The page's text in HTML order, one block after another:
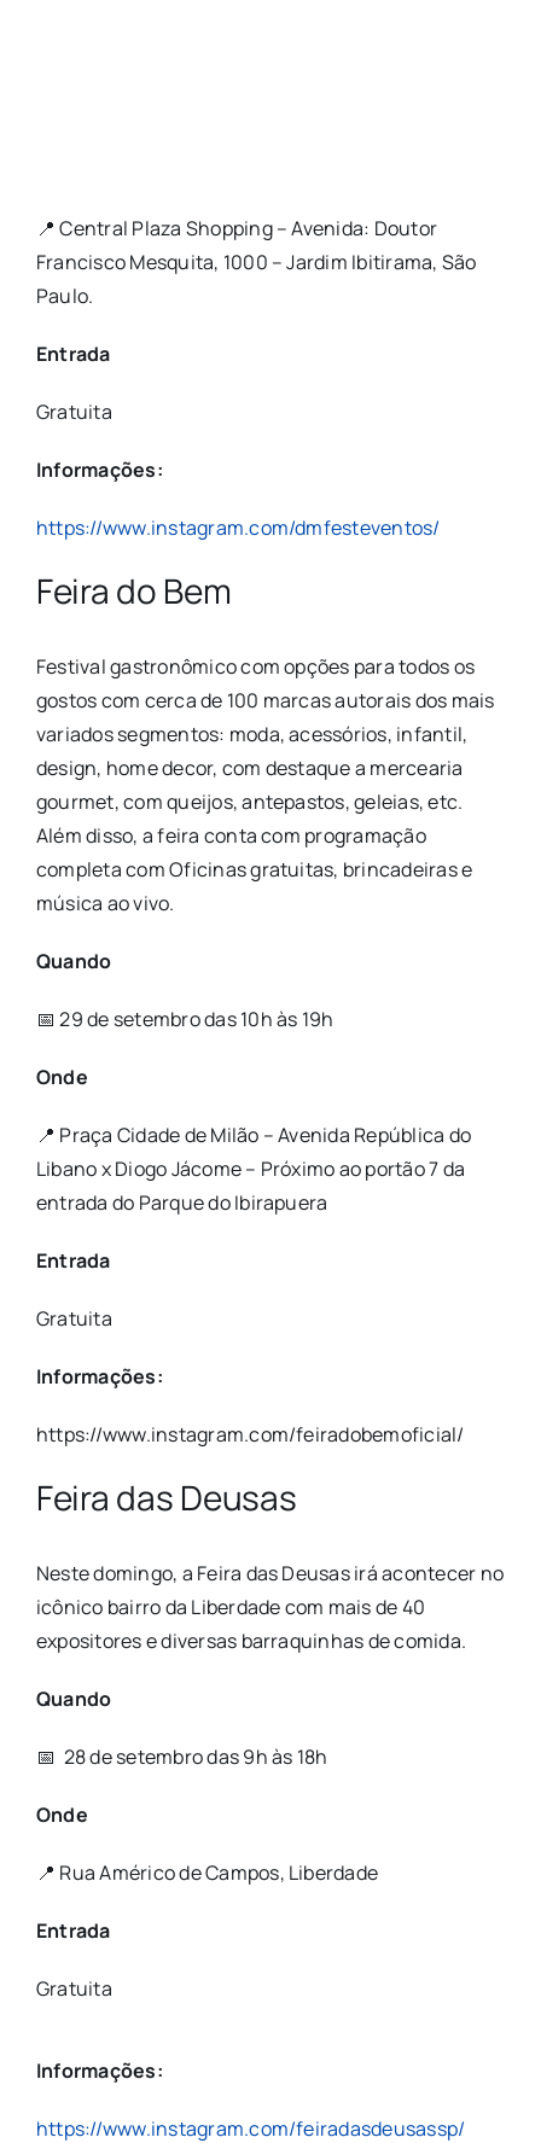
📍 Central Plaza Shopping – Avenida: Doutor
Francisco Mesquita, 1000 – Jardim Ibitirama, São
Paulo.
Entrada
Gratuita
Informações:
https://www.instagram.com/dmfesteventos/
Feira do Bem
Festival gastronômico com opções para todos os
gostos com cerca de 100 marcas autorais dos mais
variados segmentos: moda, acessórios, infantil,
design, home decor, com destaque a mercearia
gourmet, com queijos, antepastos, geleias, etc.
Além disso, a feira conta com programação
completa com Oficinas gratuitas, brincadeiras e
música ao vivo.
Quando
📅 29 de setembro das 10h às 19h
Onde
📍 Praça Cidade de Milão – Avenida República do
Libano x Diogo Jácome – Próximo ao portão 7 da
entrada do Parque do Ibirapuera
Entrada
Gratuita
Informações:
https://www.instagram.com/feiradobemoficial/
Feira das Deusas
Neste domingo, a Feira das Deusas irá acontecer no
icônico bairro da Liberdade com mais de 40
expositores e diversas barraquinhas de comida.
Quando
📅 28 de setembro das 9h às 18h
Onde
📍 Rua Américo de Campos, Liberdade
Entrada
Gratuita
Informações:
https://www.instagram.com/feiradasdeusassp/